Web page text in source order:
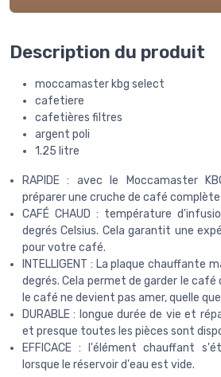
Description du produit
moccamaster kbg select
cafetiere
cafetières filtres
argent poli
1.25 litre
RAPIDE : avec le Moccamaster
préparer une cruche de café
CAFÉ CHAUD : température
degrés Celsius. Cela garantit une
pour votre café.
INTELLIGENT : La plaque
degrés. Cela permet de garder le
le café ne devient pas amer, quelle
DURABLE : longue durée de vie et
et presque toutes les pièces sont
EFFICACE : l'élément chauffant
lorsque le réservoir d'eau est vide.